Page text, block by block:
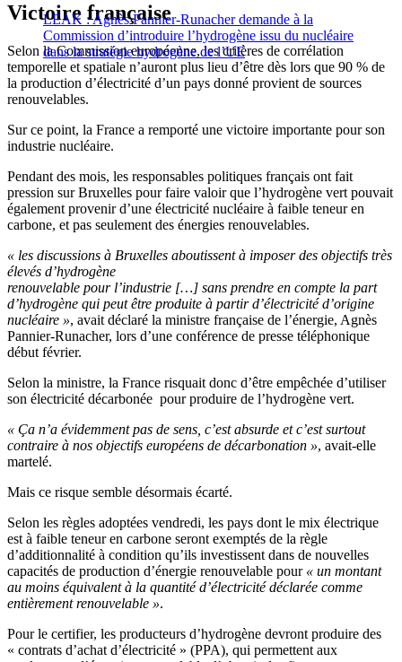
LEAK : Agnès Pannier-Runacher demande à la
Commission d’introduire l’hydrogène issu du nucléaire
dans la stratégie hydrogène de l’UE
Victoire française
Selon la Commission européenne, les critères de corrélation
temporelle et spatiale n’auront plus lieu d’être dès lors que 90 % de
la production d’électricité d’un pays donné provient de sources
renouvelables.
Sur ce point, la France a remporté une victoire importante pour son
industrie nucléaire.
Pendant des mois, les responsables politiques français ont fait
pression sur Bruxelles pour faire valoir que l’hydrogène vert pouvait
également provenir d’une électricité nucléaire à faible teneur en
carbone, et pas seulement des énergies renouvelables.
« les discussions à Bruxelles aboutissent à imposer des objectifs très
élevés d’hydrogène
renouvelable pour l’industrie […] sans prendre en compte la part
d’hydrogène qui peut être produite à partir d’électricité d’origine
nucléaire », avait déclaré la ministre française de l’énergie, Agnès
Pannier-Runacher, lors d’une conférence de presse téléphonique
début février.
Selon la ministre, la France risquait donc d’être empêchée d’utiliser
son électricité décarbonée pour produire de l’hydrogène vert.
« Ça n’a évidemment pas de sens, c’est absurde et c’est surtout
contraire à nos objectifs européens de décarbonation », avait-elle
martelé.
Mais ce risque semble désormais écarté.
Selon les règles adoptées vendredi, les pays dont le mix électrique
est à faible teneur en carbone seront exemptés de la règle
d’additionnalité à condition qu’ils investissent dans de nouvelles
capacités de production d’énergie renouvelable pour « un montant
au moins équivalent à la quantité d’électricité déclarée comme
entièrement renouvelable ».
Pour le certifier, les producteurs d’hydrogène devront produire des
« contrats d’achat d’électricité » (PPA), qui permettent aux